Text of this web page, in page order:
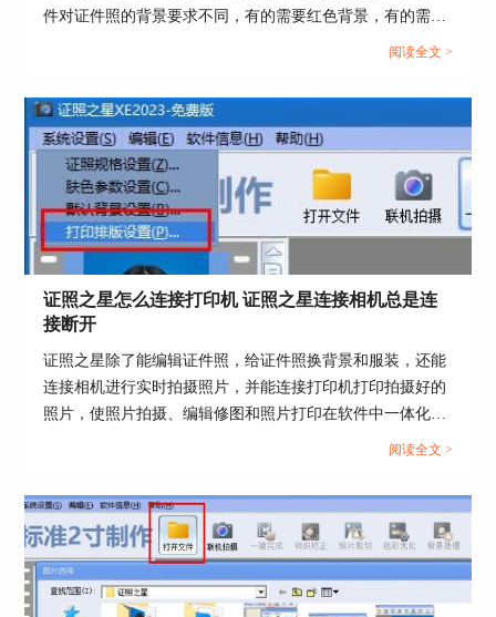
4.在主界面的菜单栏中点击“照片保存”，在弹出
的“文件保存”窗口设置好保存路径及照片名，压缩
三、如何对证件照进行美颜调整
证件照在原则上是不让进行美颜处理的，因为证件
照多用于比较正式的一些证件办理上，需要办理人
最真实的照片，但是只要不是太多夸大的美颜效
轮廓，接下来依然使用证照之星给大家演示一下如
何给证件照进行适度美颜。
1.将需要进行美颜调整的证件照在证照之星软件中
打开，点击菜单栏上的“细节调整”-“去除皮肤高
件对证件照的背景要求不同，有的需要红色背景，有的需要
白色背景，当证件照背景不符合要求该怎么快速更换呢？那
办，如何用证照之星一键更换证件照背景颜色。...
阅读全文 >
证照之星怎么连接打印机 证照之星连接相机总是连
接断开
证照之星除了能编辑证件照，给证件照换背景和服装，还能
连接相机进行实时拍摄照片，并能连接打印机打印拍摄好的
照片，使照片拍摄、编辑修图和照片打印在软件中一体化操
作。那么证件照如何在证照之星中拍摄和打印呢？这篇文章
是连接断开。...
阅读全文 >